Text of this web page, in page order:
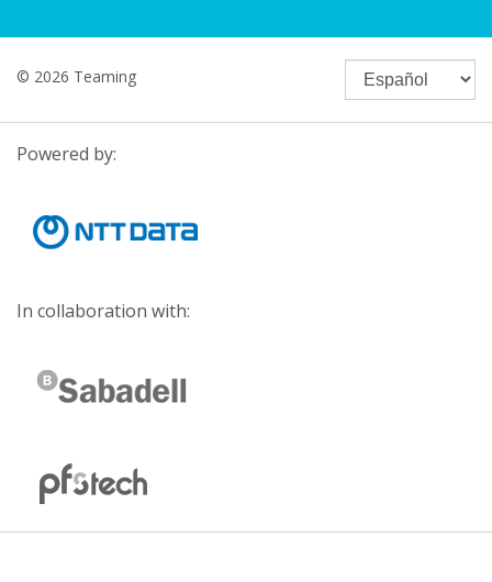
© 2026 Teaming
Powered by:
In collaboration with: